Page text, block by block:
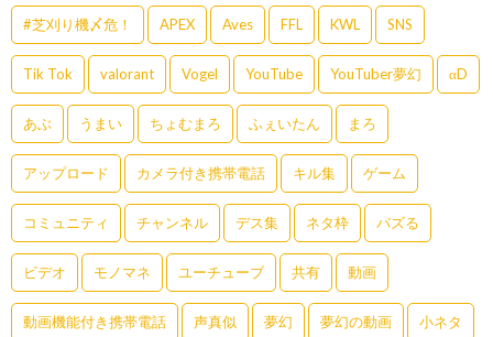
#芝刈り機〆危！ APEX Aves FFL KWL SNS
Tik Tok valorant Vogel YouTube YouTuber夢幻 αD
あぶ うまい ちょむまろ ふぇいたん まろ
アップロード カメラ付き携帯電話 キル集 ゲーム
コミュニティ チャンネル デス集 ネタ枠 バズる
ビデオ モノマネ ユーチューブ 共有 動画
動画機能付き携帯電話 声真似 夢幻 夢幻の動画 小ネタ